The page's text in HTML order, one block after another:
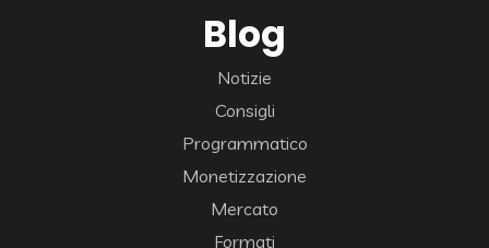
Blog
Notizie
Consigli
Programmatico
Monetizzazione
Mercato
Formati